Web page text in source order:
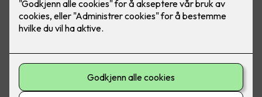
montert pr kvm
Varmefolie 100cm som parkettunderlag, 70m
rull - fra Heatit Controls. Pris ferdig montert per
kvm.